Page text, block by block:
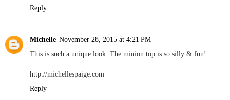
Reply
Michelle November 28, 2015 at 4:21 PM
This is such a unique look. The minion top is so silly & fun!
http://michellespaige.com
Reply